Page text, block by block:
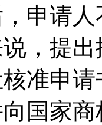
申请
，提
准申
国家